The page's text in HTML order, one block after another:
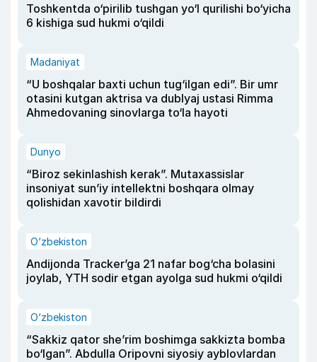
Toshkentda o‘pirilib tushgan yo‘l qurilishi bo‘yicha
6 kishiga sud hukmi o‘qildi
Madaniyat
“U boshqalar baxti uchun tug‘ilgan edi”. Bir umr
otasini kutgan aktrisa va dublyaj ustasi Rimma
Ahmedovaning sinovlarga to‘la hayoti
Dunyo
“Biroz sekinlashish kerak”. Mutaxassislar
insoniyat sun’iy intellektni boshqara olmay
qolishidan xavotir bildirdi
O‘zbekiston
Andijonda Tracker’ga 21 nafar bog‘cha bolasini
joylab, YTH sodir etgan ayolga sud hukmi o‘qildi
O‘zbekiston
“Sakkiz qator she’rim boshimga sakkizta bomba
bo‘lgan”. Abdulla Oripovni siyosiy ayblovlardan